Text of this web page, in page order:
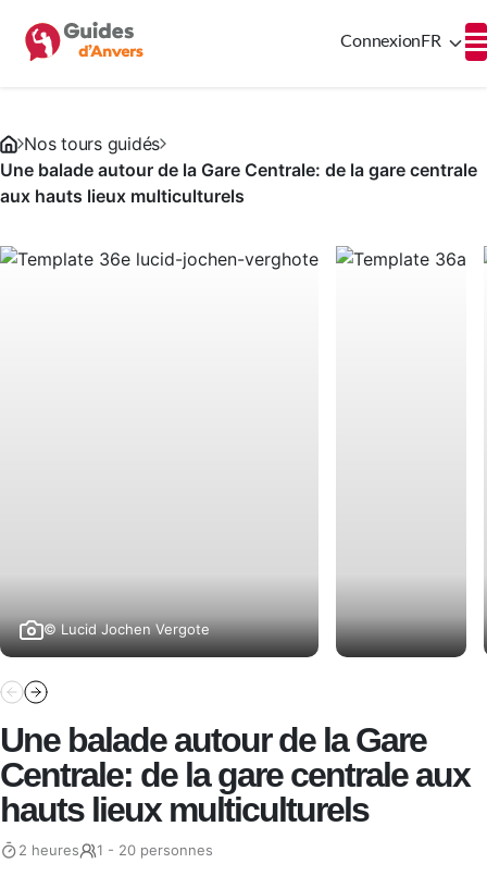
Connexion FR
Nos tours guidés
Une balade autour de la Gare Centrale: de la gare centrale
aux hauts lieux multiculturels
© Lucid Jochen Vergote
Une balade autour de la Gare
Centrale: de la gare centrale aux
hauts lieux multiculturels
2 heures 1 - 20 personnes